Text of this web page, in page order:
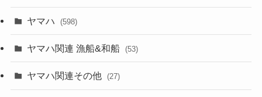
ヤマハ (598)
ヤマハ関連 漁船&和船 (53)
ヤマハ関連その他 (27)